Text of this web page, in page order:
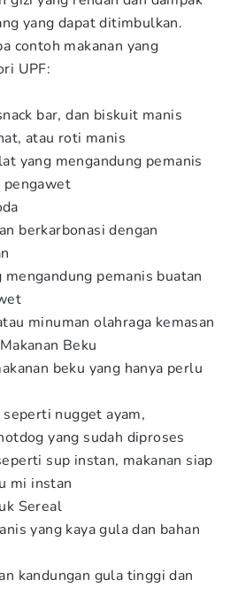
yang dapat ditimbulkan.
contoh makanan yang
UPF:
bar, dan biskuit manis
atau roti manis
yang mengandung pemanis
pengawet
berkarbonasi dengan
mengandung pemanis buatan
minuman olahraga kemasan
Beku
beku yang hanya perlu
seperti nugget ayam,
yang sudah diproses
sup instan, makanan siap
mi instan
Sereal
yang kaya gula dan bahan
kandungan gula tinggi dan